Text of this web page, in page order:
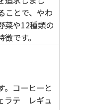
ことで、やわ
菜や12種類の
です。
。コーヒーと
ラテ レギュ